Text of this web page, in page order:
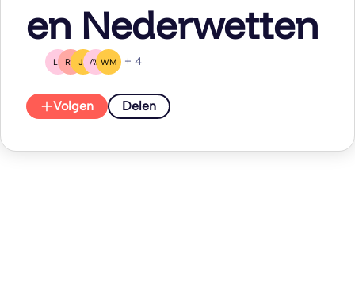
en Nederwetten
LB RD JK AWWM + 4
Volgen Delen